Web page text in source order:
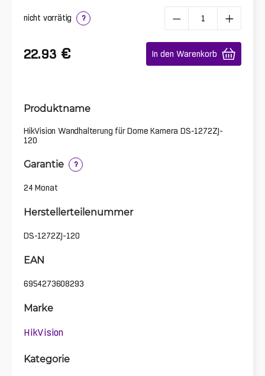
nicht vorrätig ?
22.93 € In den Warenkorb
Produktname
HikVision Wandhalterung für Dome Kamera DS-1272ZJ-
120
Garantie ?
24 Monat
Herstellerteilenummer
DS-1272ZJ-120
EAN
6954273608293
Marke
HikVision
Kategorie